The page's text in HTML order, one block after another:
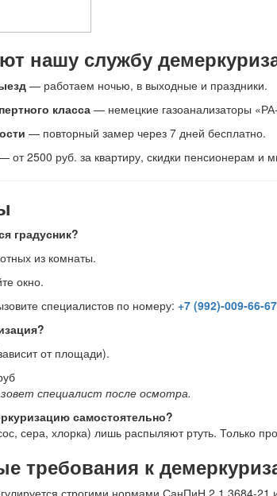
нашу службу
— работаем ночью, в выходные и праздники.
класса— немецкие газоанализаторы
— повторный замер через 7 дней бесплатно.
от 2500 руб. за квартиру, скидки пенсионерам и
градусник?
из комнаты.
окно.
специалистов по номеру: +7 (992)-009-66-67
от площади).
специалист после осмотра.
самостоятельно?
сера, хлорка) лишь распыляют ртуть. Только
требования к
строгими нормами СанПиН 2.1.3684-